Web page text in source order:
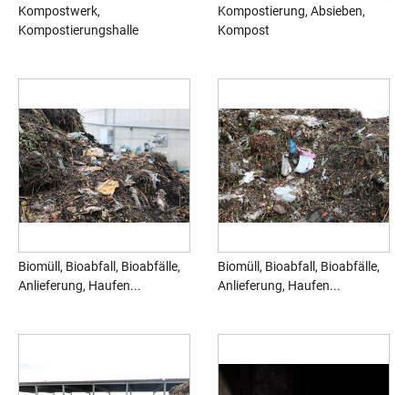
Kompostwerk,
Kompostierungshalle
Kompostierung, Absieben,
Kompost
Biomüll, Bioabfall, Bioabfälle,
Anlieferung, Haufen...
Biomüll, Bioabfall, Bioabfälle,
Anlieferung, Haufen...